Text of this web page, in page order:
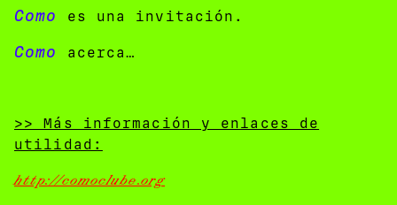
Como es una invitación.
Como acerca…
>> Más información y enlaces de
utilidad:
http://comoclube.org